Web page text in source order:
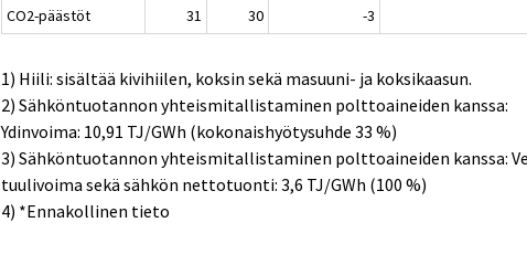
CO2-päästöt
31 30 -3
1) Hiili: sisältää kivihiilen, koksin sekä masuuni- ja koksikaasun.
2) Sähköntuotannon yhteismitallistaminen polttoaineiden kanssa:
Ydinvoima: 10,91 TJ/GWh (kokonaishyötysuhde 33 %)
3) Sähköntuotannon yhteismitallistaminen polttoaineiden kanssa:
tuulivoima sekä sähkön nettotuonti: 3,6 TJ/GWh (100 %)
4) *Ennakollinen tieto